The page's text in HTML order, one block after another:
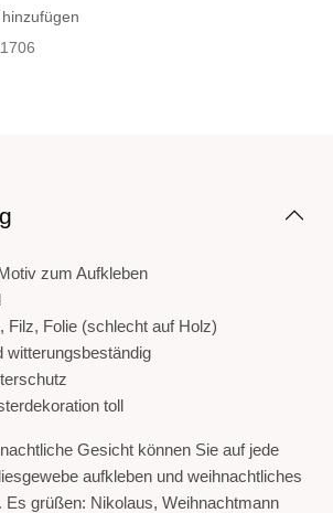
zum Aufkleben
Filz, Folie (schlecht auf Holz)
witterungsbeständig
toll
Gesicht können Sie auf jede
aufkleben und weihnachtliches
Es grüßen: Nikolaus, Weihnachtmann